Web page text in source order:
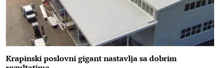
Krapinski poslovni gigant nastavlja sa dobrim